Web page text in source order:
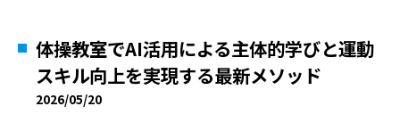
体操教室でAI活用による主体的学びと運動
スキル向上を実現する最新メソッド
2026/05/20